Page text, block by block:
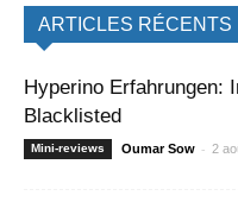
ARTICLES RÉCENTS
Hyperino Erfahrungen:
Blacklisted
Mini-reviews Oumar Sow - 2